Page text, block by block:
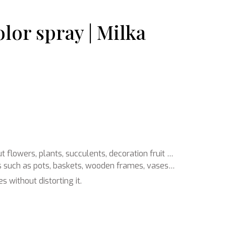
spray | Milka
flowers, plants, succulents, decoration fruit …
as pots, baskets, wooden frames, vases…
without distorting it.